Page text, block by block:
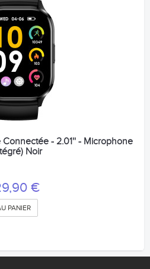
Connectée - 2.01'' - Microphone
Noir
€
PANIER